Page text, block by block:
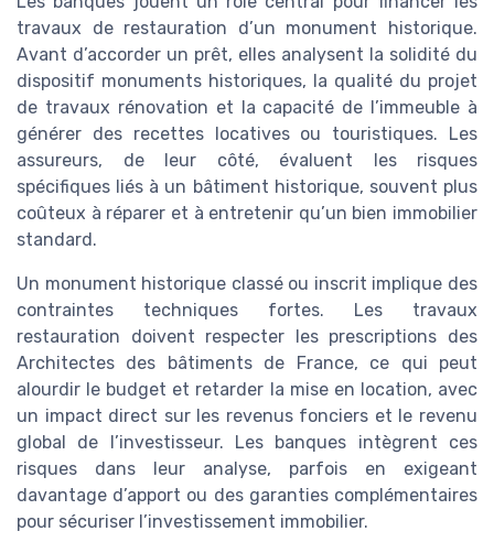
travaux de restauration d’un monument historique.
Avant d’accorder un prêt, elles analysent la solidité du
dispositif monuments historiques, la qualité du projet
de travaux rénovation et la capacité de l’immeuble à
générer des recettes locatives ou touristiques. Les
assureurs, de leur côté, évaluent les risques
spécifiques liés à un bâtiment historique, souvent plus
coûteux à réparer et à entretenir qu’un bien immobilier
standard.
Un monument historique classé ou inscrit implique des
contraintes techniques fortes. Les travaux
restauration doivent respecter les prescriptions des
Architectes des bâtiments de France, ce qui peut
alourdir le budget et retarder la mise en location, avec
un impact direct sur les revenus fonciers et le revenu
global de l’investisseur. Les banques intègrent ces
risques dans leur analyse, parfois en exigeant
davantage d’apport ou des garanties complémentaires
pour sécuriser l’investissement immobilier.